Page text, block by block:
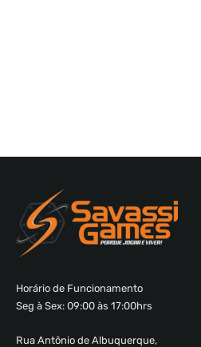
Horário de Funcionamento
Seg à Sex: 09:00 às 17:00hrs
Rua Antônio de Albuquerque,